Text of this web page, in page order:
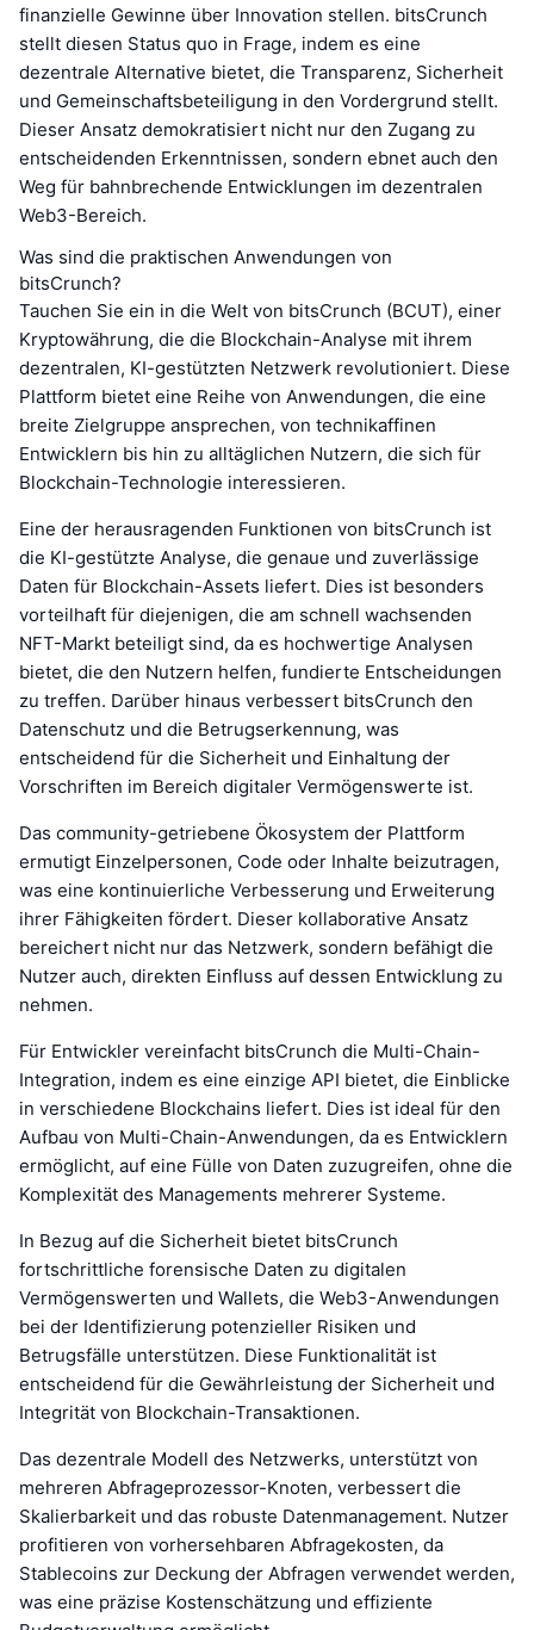
finanzielle Gewinne über Innovation stellen. bitsCrunch
stellt diesen Status quo in Frage, indem es eine
dezentrale Alternative bietet, die Transparenz, Sicherheit
und Gemeinschaftsbeteiligung in den Vordergrund stellt.
Dieser Ansatz demokratisiert nicht nur den Zugang zu
entscheidenden Erkenntnissen, sondern ebnet auch den
Weg für bahnbrechende Entwicklungen im dezentralen
Web3-Bereich.
Was sind die praktischen Anwendungen von
bitsCrunch?
Tauchen Sie ein in die Welt von bitsCrunch (BCUT), einer
Kryptowährung, die die Blockchain-Analyse mit ihrem
dezentralen, KI-gestützten Netzwerk revolutioniert. Diese
Plattform bietet eine Reihe von Anwendungen, die eine
breite Zielgruppe ansprechen, von technikaffinen
Entwicklern bis hin zu alltäglichen Nutzern, die sich für
Blockchain-Technologie interessieren.
Eine der herausragenden Funktionen von bitsCrunch ist
die KI-gestützte Analyse, die genaue und zuverlässige
Daten für Blockchain-Assets liefert. Dies ist besonders
vorteilhaft für diejenigen, die am schnell wachsenden
NFT-Markt beteiligt sind, da es hochwertige Analysen
bietet, die den Nutzern helfen, fundierte Entscheidungen
zu treffen. Darüber hinaus verbessert bitsCrunch den
Datenschutz und die Betrugserkennung, was
entscheidend für die Sicherheit und Einhaltung der
Vorschriften im Bereich digitaler Vermögenswerte ist.
Das community-getriebene Ökosystem der Plattform
ermutigt Einzelpersonen, Code oder Inhalte beizutragen,
was eine kontinuierliche Verbesserung und Erweiterung
ihrer Fähigkeiten fördert. Dieser kollaborative Ansatz
bereichert nicht nur das Netzwerk, sondern befähigt die
Nutzer auch, direkten Einfluss auf dessen Entwicklung zu
nehmen.
Für Entwickler vereinfacht bitsCrunch die Multi-Chain-
Integration, indem es eine einzige API bietet, die Einblicke
in verschiedene Blockchains liefert. Dies ist ideal für den
Aufbau von Multi-Chain-Anwendungen, da es Entwicklern
ermöglicht, auf eine Fülle von Daten zuzugreifen, ohne die
Komplexität des Managements mehrerer Systeme.
In Bezug auf die Sicherheit bietet bitsCrunch
fortschrittliche forensische Daten zu digitalen
Vermögenswerten und Wallets, die Web3-Anwendungen
bei der Identifizierung potenzieller Risiken und
Betrugsfälle unterstützen. Diese Funktionalität ist
entscheidend für die Gewährleistung der Sicherheit und
Integrität von Blockchain-Transaktionen.
Das dezentrale Modell des Netzwerks, unterstützt von
mehreren Abfrageprozessor-Knoten, verbessert die
Skalierbarkeit und das robuste Datenmanagement. Nutzer
profitieren von vorhersehbaren Abfragekosten, da
Stablecoins zur Deckung der Abfragen verwendet werden,
was eine präzise Kostenschätzung und effiziente